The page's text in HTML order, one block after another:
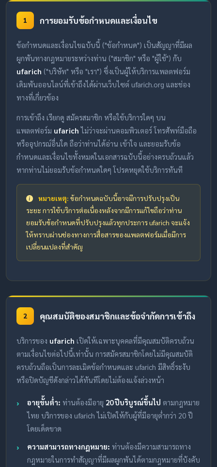
1 การยอมรับข้อกำหนดและเงื่อนไข
ข้อกำหนดและเงื่อนไขฉบับนี้ ("ข้อกำหนด") เป็นสัญญาที่มีผล
ผูกพันทางกฎหมายระหว่างท่าน ("สมาชิก" หรือ "ผู้ใช้") กับ
ufarich ("บริษัท" หรือ "เรา") ซึ่งเป็นผู้ให้บริการแพลตฟอร์ม
เดิมพันออนไลน์ที่เข้าถึงได้ผ่านเว็บไซต์ ufarich.org และช่อง
ทางที่เกี่ยวข้อง
การเข้าถึง เรียกดู สมัครสมาชิก หรือใช้บริการใดๆ บน
แพลตฟอร์ม ufarich ไม่ว่าจะผ่านคอมพิวเตอร์ โทรศัพท์มือถือ
หรืออุปกรณ์อื่นใด ถือว่าท่านได้อ่าน เข้าใจ และยอมรับข้อ
กำหนดและเงื่อนไขทั้งหมดในเอกสารฉบับนี้อย่างครบถ้วนแล้ว
หากท่านไม่ยอมรับข้อกำหนดใดๆ โปรดหยุดใช้บริการทันที
หมายเหตุ: ข้อกำหนดฉบับนี้อาจมีการปรับปรุงเป็น
ระยะ การใช้บริการต่อเนื่องหลังจากมีการแก้ไขถือว่าท่าน
ยอมรับข้อกำหนดที่ปรับปรุงแล้วทุกประการ ufarich จะแจ้ง
ให้ทราบผ่านช่องทางการสื่อสารของแพลตฟอร์มเมื่อมีการ
เปลี่ยนแปลงที่สำคัญ
2 คุณสมบัติของสมาชิกและข้อจำกัดการเข้าถึง
บริการของ ufarich เปิดให้เฉพาะบุคคลที่มีคุณสมบัติครบถ้วน
ตามเงื่อนไขต่อไปนี้เท่านั้น การสมัครสมาชิกโดยไม่มีคุณสมบัติ
ครบถ้วนถือเป็นการละเมิดข้อกำหนดและ ufarich มีสิทธิ์ระงับ
หรือปิดบัญชีดังกล่าวได้ทันทีโดยไม่ต้องแจ้งล่วงหน้า
อายุขั้นต่ำ: ท่านต้องมีอายุ 20 ปีบริบูรณ์ขึ้นไป ตามกฎหมาย
ไทย บริการของ ufarich ไม่เปิดให้กับผู้ที่มีอายุต่ำกว่า 20 ปี
โดยเด็ดขาด
ความสามารถทางกฎหมาย: ท่านต้องมีความสามารถทาง
กฎหมายในการทำสัญญาที่มีผลผูกพันได้ตามกฎหมายที่บังคับ